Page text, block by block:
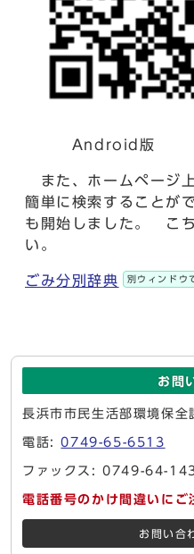
Android版
また、ホームページ
簡単に検索することが
も開始しました。 こ
い。
ごみ分別辞典 別ウィンドウ
お問
長浜市市民生活部環境保全
電話:0749-65-6513
ファックス: 0749-64-
電話番号のかけ間違いにご
お問い合